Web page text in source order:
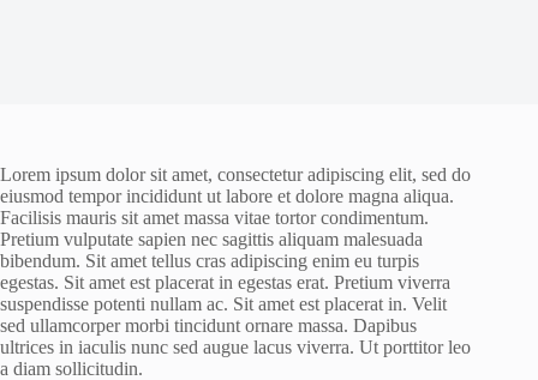
Lorem ipsum dolor sit amet, consectetur adipiscing elit, sed do
eiusmod tempor incididunt ut labore et dolore magna aliqua.
Facilisis mauris sit amet massa vitae tortor condimentum.
Pretium vulputate sapien nec sagittis aliquam malesuada
bibendum. Sit amet tellus cras adipiscing enim eu turpis
egestas. Sit amet est placerat in egestas erat. Pretium viverra
suspendisse potenti nullam ac. Sit amet est placerat in. Velit
sed ullamcorper morbi tincidunt ornare massa. Dapibus
ultrices in iaculis nunc sed augue lacus viverra. Ut porttitor leo
a diam sollicitudin.